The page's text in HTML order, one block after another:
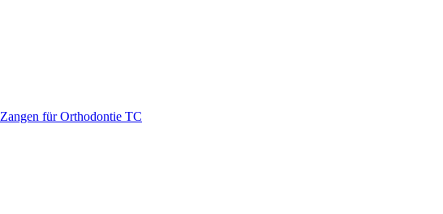
Zangen für Orthodontie TC